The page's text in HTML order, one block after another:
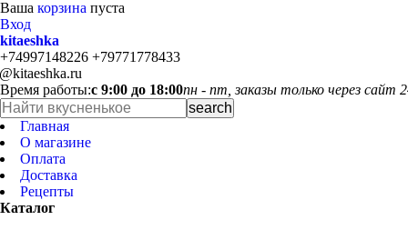
Ваша корзина пуста
Вход
kitaeshka
+74997148226 +79771778433
Время работы:с 9:00 до 18:00пн - пт, заказы только через сайт
Главная
О магазине
Оплата
Доставка
Рецепты
Каталог